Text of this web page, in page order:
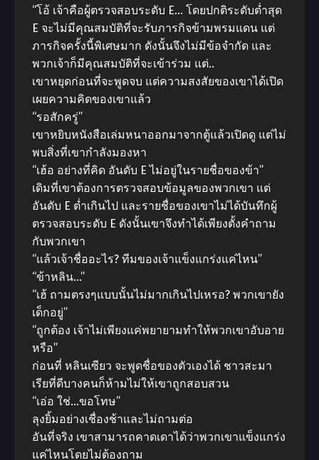
“โอ้ เจ้าคือผู้ตรวจสอบระดับ E… โดยปกติระดับต่ำสุด
E จะไม่มีคุณสมบัติที่จะรับภารกิจข้ามพรมแดน แต่
ภารกิจครั้งนี้พิเศษมาก ดังนั้นจึงไม่มีข้อจำกัด และ
พวกเจ้าก็มีคุณสมบัติที่จะเข้าร่วม แต่..
เขาหยุดก่อนที่จะพูดจบ แต่ความสงสัยของเขาได้เปิด
เผยความคิดของเขาแล้ว
“รอสักครู่”
เขาหยิบหนังสือเล่มหนาออกมาจากตู้แล้วเปิดดู แต่ไม่
พบสิ่งที่เขากำลังมองหา
“เฮ้อ อย่างที่คิด อันดับ E ไม่อยู่ในรายชื่อของข้า”
เดิมที่เขาต้องการตรวจสอบข้อมูลของพวกเขา แต่
อันดับ E ต่ำเกินไป และรายชื่อของเขาไม่ได้บันทึกผู้
ตรวจสอบระดับ E ดังนั้นเขาจึงทำได้เพียงตั้งคำถาม
กับพวกเขา
“แล้วเจ้าชื่ออะไร? ทีมของเจ้าแข็งแกร่งแค่ไหน”
“ข้าหลิน…”
“เฮ้ ถามตรงๆแบบนั้นไม่มากเกินไปเหรอ? พวกเขายัง
เด็กอยู่”
“ถูกต้อง เจ้าไม่เพียงแค่พยายามทำให้พวกเขาอับอาย
หรือ”
ก่อนที่ หลินเซียว จะพูดชื่อของตัวเองได้ ชาวสะมา
เรียที่ดีบางคนก็ห้ามไม่ให้เขาถูกสอบสวน
“เอ่อ ใช่…ขอโทษ”
ลุงยิ้มอย่างเชื่องช้าและไม่ถามต่อ
อันที่จริง เขาสามารถคาดเดาได้ว่าพวกเขาแข็งแกร่ง
แค่ไหนโดยไม่ต้องถาม